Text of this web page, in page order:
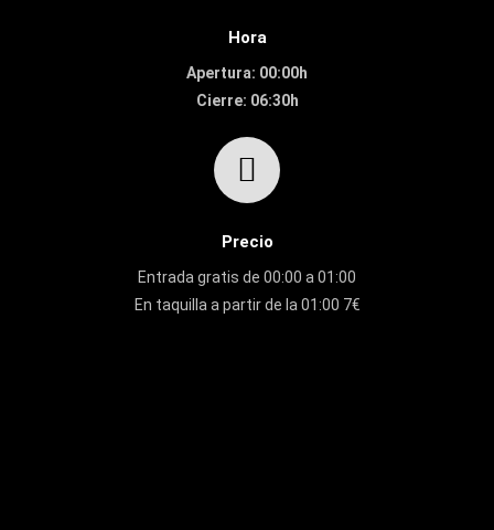
Hora
Apertura: 00:00h
Cierre: 06:30h
Precio
Entrada gratis de 00:00 a 01:00
En taquilla a partir de la 01:00 7€